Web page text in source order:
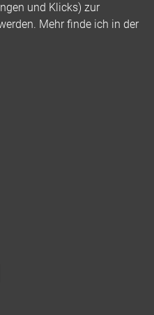
und Klicks) zur
Mehr finde ich in der